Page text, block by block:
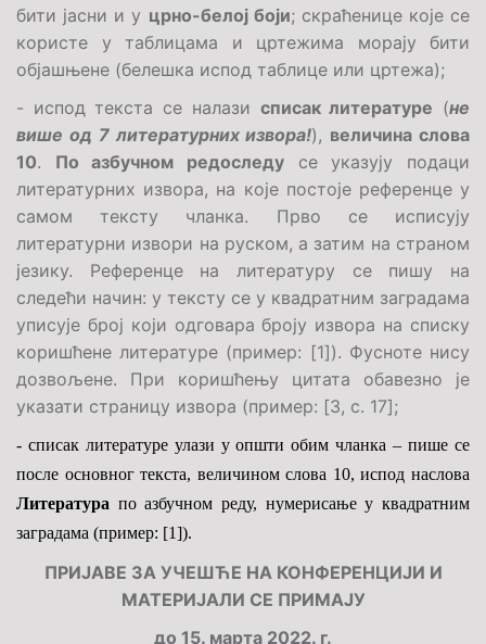
бити јасни и у црно-белој боји; скраћенице које се
користе у таблицама и цртежима морају бити
објашњене (белешка испод таблице или цртежа);
- испод текста се налази списак литературе (не
више од 7 литературних извора!), величина слова
10. По азбучном редоследу се указују подаци
литературних извора, на које постоје референце у
самом тексту чланка. Прво се исписују
литературни извори на руском, а затим на страном
језику. Референце на литературу се пишу на
следећи начин: у тексту се у квадратним заградама
уписује број који одговара броју извора на списку
коришћене литературе (пример: [1]). Фусноте нису
дозвољене. При коришћењу цитата обавезно је
указати страницу извора (пример: [3, с. 17];
- списак литературе улази у општи обим чланка – пише се
после основног текста, величином слова 10, испод наслова
Литература по азбучном реду, нумерисање у квадратним
заградама (пример: [1]).
ПРИЈАВЕ ЗА УЧЕШЋЕ НА КОНФЕРЕНЦИЈИ И
МАТЕРИЈАЛИ СЕ ПРИМАЈУ
до 15. марта 2022. г.